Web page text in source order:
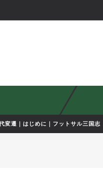
変遷｜はじめに｜フットサル三国志